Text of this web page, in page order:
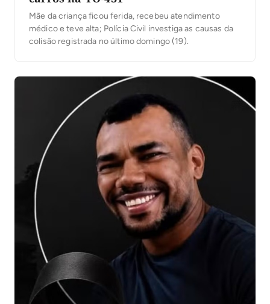
Mãe da criança ficou ferida, recebeu atendimento
médico e teve alta; Polícia Civil investiga as causas da
colisão registrada no último domingo (19).